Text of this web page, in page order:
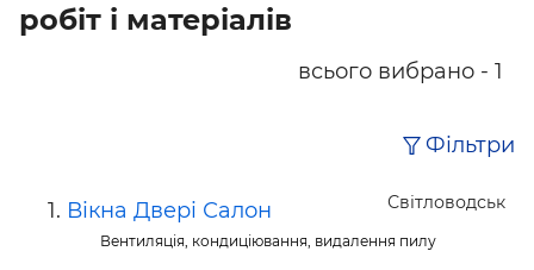
робіт і матеріалів
всього вибрано - 1
Фільтри
Світловодськ
Вікна Двері Салон
Вентиляція, кондиціювання, видалення пилу